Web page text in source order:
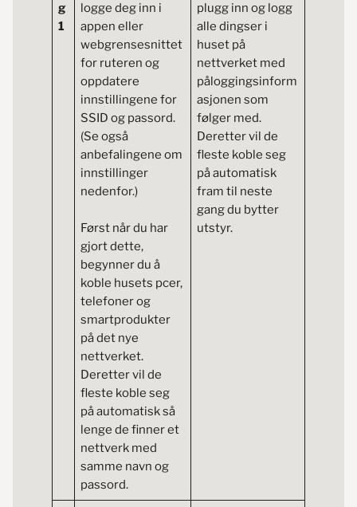
g
1
logge deg inn i
appen eller
webgrensesnittet
for ruteren og
oppdatere
innstillingene for
SSID og passord.
(Se også
anbefalingene om
innstillinger
nedenfor.)
Først når du har
gjort dette,
begynner du å
koble husets pcer,
telefoner og
smartprodukter
på det nye
nettverket.
Deretter vil de
fleste koble seg
på automatisk så
lenge de finner et
nettverk med
samme navn og
passord.
plugg inn og logg
alle dingser i
huset på
nettverket med
påloggingsinform
asjonen som
følger med.
Deretter vil de
fleste koble seg
på automatisk
fram til neste
gang du bytter
utstyr.